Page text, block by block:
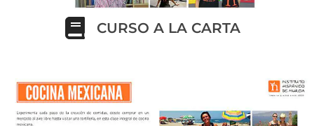
CURSO A LA CARTA